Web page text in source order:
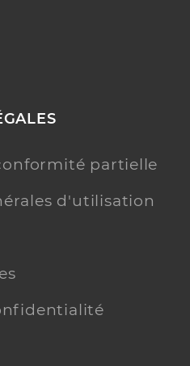
partielle
d'utilisation